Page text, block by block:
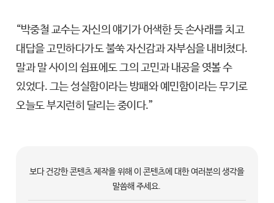
“박중철 교수는 자신의 얘기가 어색한 듯 손사래를 치고
대답을 고민하다가도 불쑥 자신감과 자부심을 내비쳤다.
말과 말 사이의 쉼표에도 그의 고민과 내공을 엿볼 수
있었다. 그는 성실함이라는 방패와 예민함이라는 무기로
오늘도 부지런히 달리는 중이다.”
보다 건강한 콘텐츠 제작을 위해 이 콘텐츠에 대한 여러분의 생각을
말씀해 주세요.